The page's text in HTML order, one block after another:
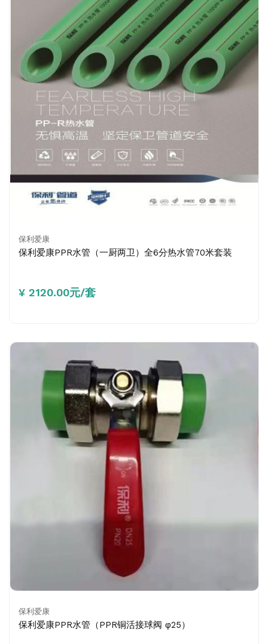
保利爱康
保利爱康PPR水管（一厨两卫）全6分热水管70米套装
¥ 2120.00元/套
保利爱康
保利爱康PPR水管（PPR铜活接球阀 φ25）